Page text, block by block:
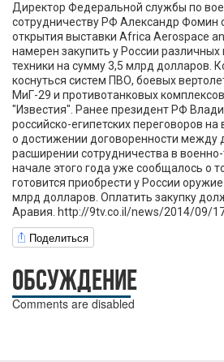
Директор Федеральной службы по
сотрудничеству РФ Александр Фомин
открытия выставки Africa Aerospace
намерен закупить у России
техники на сумму 3,5 млрд долларов.
коснуться систем ПВО, боевых
МиГ-29 и противотанковых
"Известия". Ранее президент РФ
российско-египетских переговоров
о достижении договоренности между
расширении сотрудничества в
начале этого года уже сообщалось о
готовится приобрести у России
млрд долларов. Оплатить закупку
Аравия. http://9tv.co.il/news/2014/09/
Поделиться
ОБСУЖДЕНИЕ
Comments are disabled